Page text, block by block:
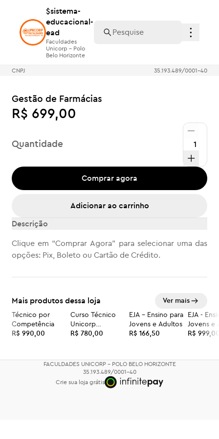
$sistema-
educacional-
ead
Faculdades
Unicorp - Polo
Belo Horizonte
$sistema-
educacional-
ead
Faculdades
Unicorp - Polo
Belo Horizonte
CNPJ 35.193.489/0001-40
Gestão de Farmácias
R$ 699,00
Quantidade
Comprar agora
Adicionar ao carrinho
Descrição
Clique em “Comprar Agora” para selecionar uma das
opções: Pix, Boleto ou Cartão de Crédito.
Mais produtos dessa loja Ver mais
Técnico por
Competência
R$ 990,00
Curso Técnico
Unicorp
Faculdades
R$ 780,00
EJA – Ensino para
Jovens e Adultos
R$ 166,50
EJA -
Jovens e
R$
FACULDADES UNICORP - POLO BELO HORIZONTE
35.193.489/0001-40
Crie sua loja grátis